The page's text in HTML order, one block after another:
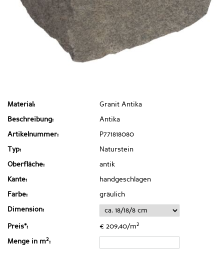
Material: Granit Antika
Beschreibung: Antika
Artikelnummer: P771818080
Typ: Naturstein
Oberfläche: antik
Kante: handgeschlagen
Farbe: gräulich
Dimension:
Preis*: € 209,40/m2
Menge in m2: